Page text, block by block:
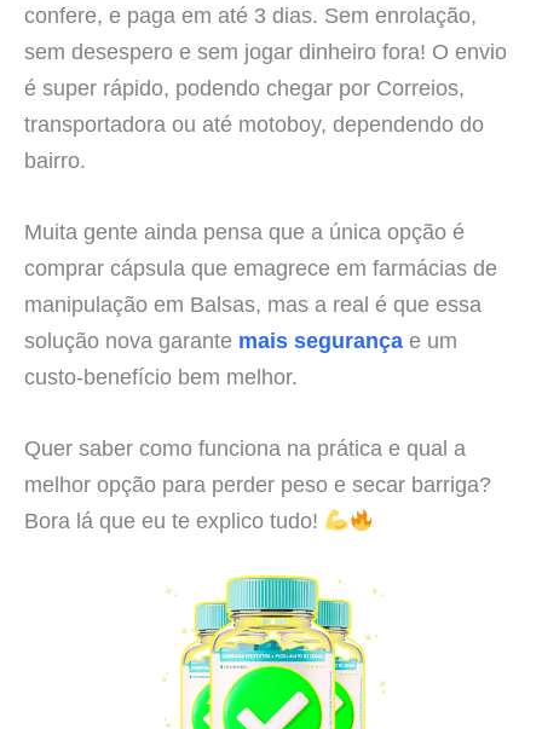
confere, e paga em até 3 dias. Sem enrolação,
sem desespero e sem jogar dinheiro fora! O envio
é super rápido, podendo chegar por Correios,
transportadora ou até motoboy, dependendo do
bairro.
Muita gente ainda pensa que a única opção é
comprar cápsula que emagrece em farmácias de
manipulação em Balsas, mas a real é que essa
solução nova garante mais segurança e um
custo-benefício bem melhor.
Quer saber como funciona na prática e qual a
melhor opção para perder peso e secar barriga?
Bora lá que eu te explico tudo!